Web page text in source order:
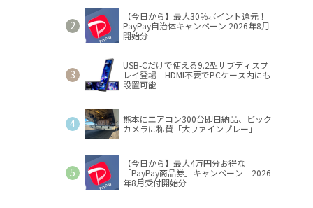
【今日から】最大30％ポイント還元！
PayPay自治体キャンペーン 2026年8月
開始分
USB-Cだけで使える9.2型サブディスプ
レイ登場 HDMI不要でPCケース内にも
設置可能
熊本にエアコン300台即日納品、ビック
カメラに称賛「大ファインプレー」
【今日から】最大4万円分お得な
「PayPay商品券」キャンペーン 2026
年8月受付開始分